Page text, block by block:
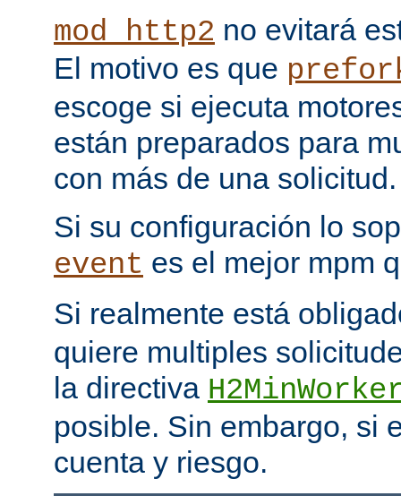
mod_http2 no evitará
El motivo es que
escoge si ejecuta
están preparados para
con más de una solicitud.
Si su configuración lo
event es el mejor mpm
Si realmente está
quiere multiples
la directiva
posible. Sin embargo, si
cuenta y riesgo.